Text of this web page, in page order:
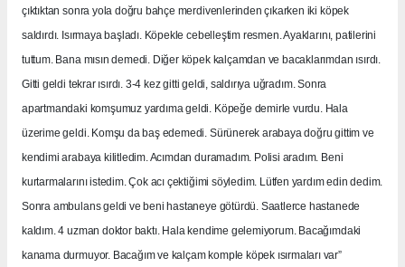
çıktıktan sonra yola doğru bahçe merdivenlerinden çıkarken iki köpek
saldırdı. Isırmaya başladı. Köpekle cebelleştim resmen. Ayaklarını, patilerini
tuttum. Bana mısın demedi. Diğer köpek kalçamdan ve bacaklarımdan ısırdı.
Gitti geldi tekrar ısırdı. 3-4 kez gitti geldi, saldırıya uğradım. Sonra
apartmandaki komşumuz yardıma geldi. Köpeğe demirle vurdu. Hala
üzerime geldi. Komşu da baş edemedi. Sürünerek arabaya doğru gittim ve
kendimi arabaya kilitledim. Acımdan duramadım. Polisi aradım. Beni
kurtarmalarını istedim. Çok acı çektiğimi söyledim. Lütfen yardım edin dedim.
Sonra ambulans geldi ve beni hastaneye götürdü. Saatlerce hastanede
kaldım. 4 uzman doktor baktı. Hala kendime gelemiyorum. Bacağımdaki
kanama durmuyor. Bacağım ve kalçam komple köpek ısırmaları var”